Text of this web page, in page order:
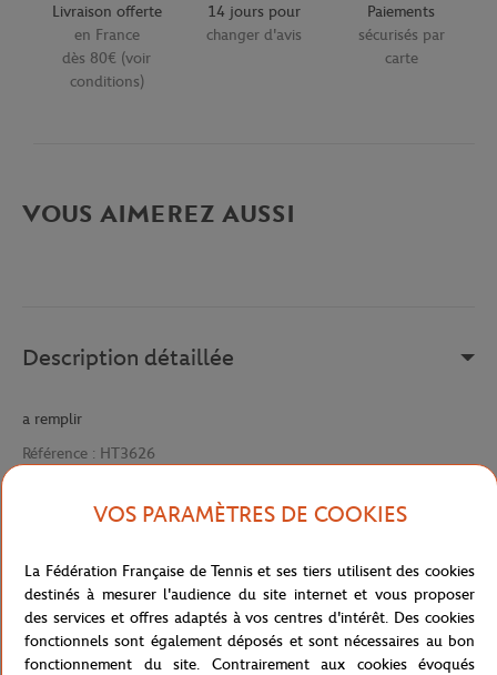
Livraison offerte
en France
dès 80€ (voir
conditions)
14 jours pour
changer d'avis
Paiements
sécurisés par
carte
VOUS AIMEREZ AUSSI
Description détaillée
a remplir
Référence : HT3626
Livraison et retours
VOS PARAMÈTRES DE COOKIES
La Fédération Française de Tennis et ses tiers utilisent des cookies
destinés à mesurer l'audience du site internet et vous proposer
des services et offres adaptés à vos centres d'intérêt. Des cookies
fonctionnels sont également déposés et sont nécessaires au bon
fonctionnement du site. Contrairement aux cookies évoqués